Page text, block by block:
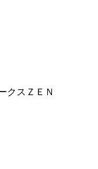
クスＺＥＮ